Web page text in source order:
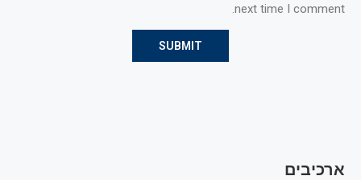
next time I comment.
ארכיבים